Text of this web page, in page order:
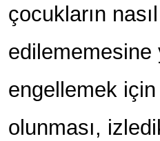
çocukların
edilememesine
engellemek
olunması,